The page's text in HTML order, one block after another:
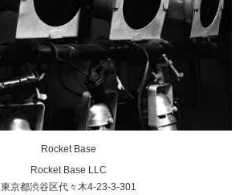
Rocket Base
Rocket Base LLC
東京都渋谷区代々木4-23-3-301